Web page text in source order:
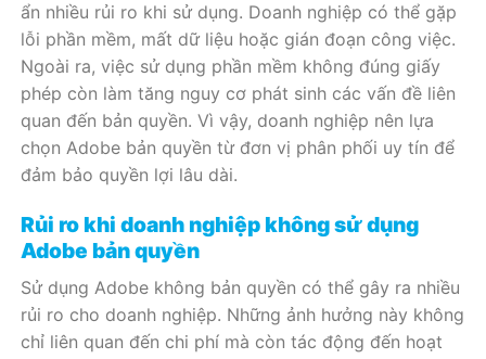
ẩn nhiều rủi ro khi sử dụng. Doanh nghiệp có thể gặp
lỗi phần mềm, mất dữ liệu hoặc gián đoạn công việc.
Ngoài ra, việc sử dụng phần mềm không đúng giấy
phép còn làm tăng nguy cơ phát sinh các vấn đề liên
quan đến bản quyền. Vì vậy, doanh nghiệp nên lựa
chọn Adobe bản quyền từ đơn vị phân phối uy tín để
đảm bảo quyền lợi lâu dài.
Rủi ro khi doanh nghiệp không sử dụng
Adobe bản quyền
Sử dụng Adobe không bản quyền có thể gây ra nhiều
rủi ro cho doanh nghiệp. Những ảnh hưởng này không
chỉ liên quan đến chi phí mà còn tác động đến hoạt